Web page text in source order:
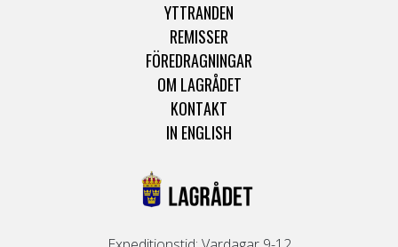
YTTRANDEN
REMISSER
FÖREDRAGNINGAR
OM LAGRÅDET
KONTAKT
IN ENGLISH